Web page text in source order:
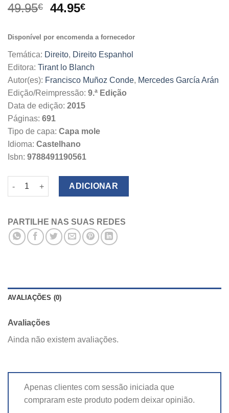
49.95€
O
original
49.95€.
44.95€O
atual
44.95€.
Disponível por encomenda a fornecedor
Temática: Direito, Direito Espanhol
Editora: Tirant lo Blanch
Autor(es): Francisco Muñoz Conde, Mercedes García Arán
Edição/Reimpressão: 9.ª Edição
Data de edição: 2015
Páginas: 691
Tipo de capa: Capa mole
Idioma: Castelhano
Isbn: 9788491190561
Quantidade de Derecho Penal Parte General
ADICIONAR
PARTILHE NAS SUAS REDES
AVALIAÇÕES (0)
Avaliações
Ainda não existem avaliações.
Apenas clientes com sessão iniciada que
compraram este produto podem deixar opinião.